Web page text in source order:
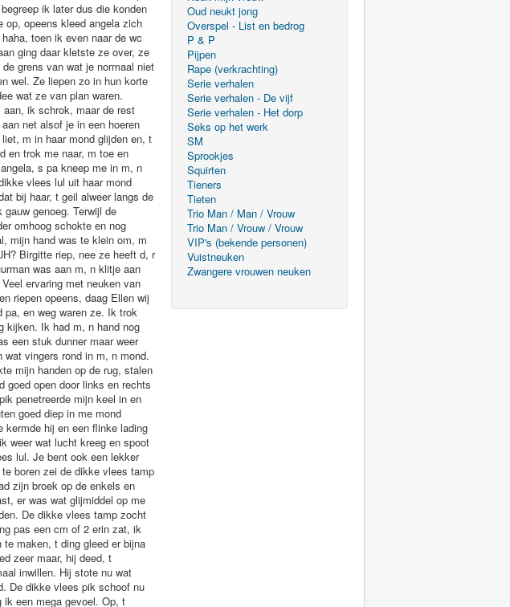
Oud neukt jong
Overspel - List en bedrog
P & P
Pijpen
Rape (verkrachting)
Serie verhalen
Serie verhalen - De vijf
Serie verhalen - Het dorp
Seks op het werk
SM
Sprookjes
Squirten
Tieners
Tieten
Trio Man / Man / Vrouw
Trio Man / Vrouw / Vrouw
VIP's (bekende personen)
Vuistneuken
Zwangere vrouwen neuken